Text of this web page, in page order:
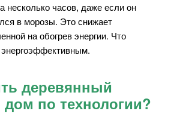
несколько часов, даже если он
в морозы. Это снижает
на обогрев энергии. Что
деревянный
по технологии?